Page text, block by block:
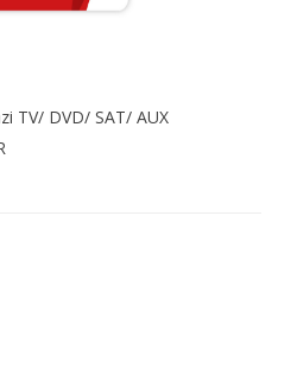
TV/ DVD/ SAT/ AUX